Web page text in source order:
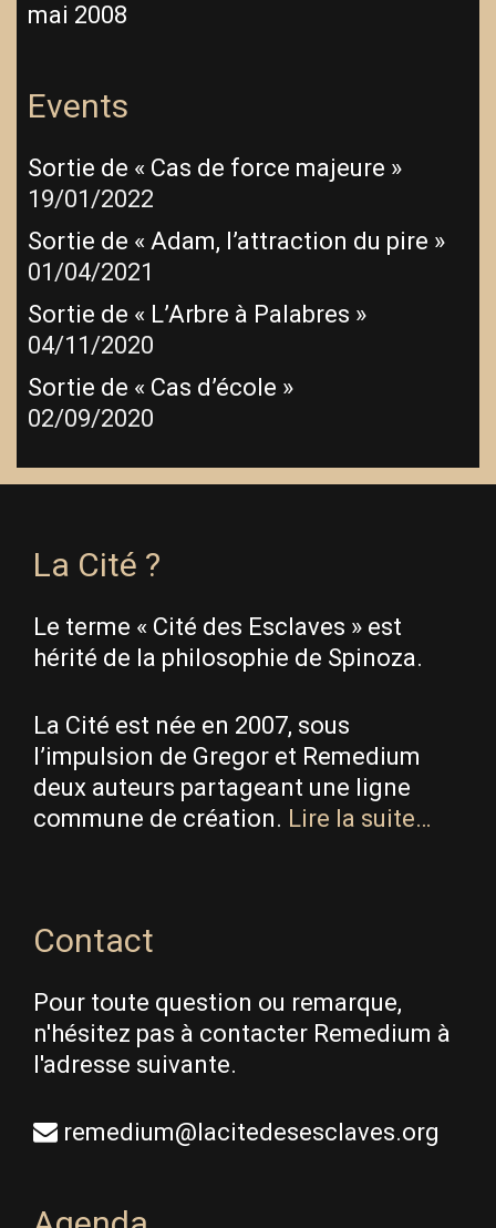
mai 2008
Events
Sortie de « Cas de force majeure »
19/01/2022
Sortie de « Adam, l’attraction du pire »
01/04/2021
Sortie de « L’Arbre à Palabres »
04/11/2020
Sortie de « Cas d’école »
02/09/2020
La Cité ?
Le terme « Cité des Esclaves » est
hérité de la philosophie de Spinoza.
La Cité est née en 2007, sous
l’impulsion de Gregor et Remedium
deux auteurs partageant une ligne
commune de création. Lire la suite…
Contact
Pour toute question ou remarque,
n'hésitez pas à contacter Remedium à
l'adresse suivante.
remedium@lacitedesesclaves.org